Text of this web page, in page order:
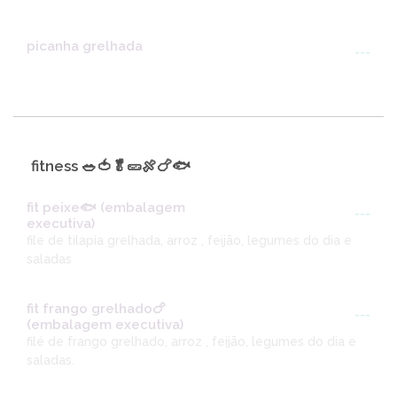
picanha grelhada ---
fitness 🥗🍅🥬🥒🍖🍗🐟
fit peixe🐟 (embalagem
executiva)
---
fit frango grelhado🍗
(embalagem executiva)
---